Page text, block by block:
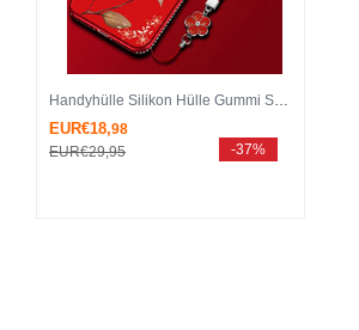
Handyhülle Silikon Hülle Gummi Schutzhülle Blumen H02 für Huawei Mate 20 Lite Rot
EUR€18,98
EUR€29,95 -37%